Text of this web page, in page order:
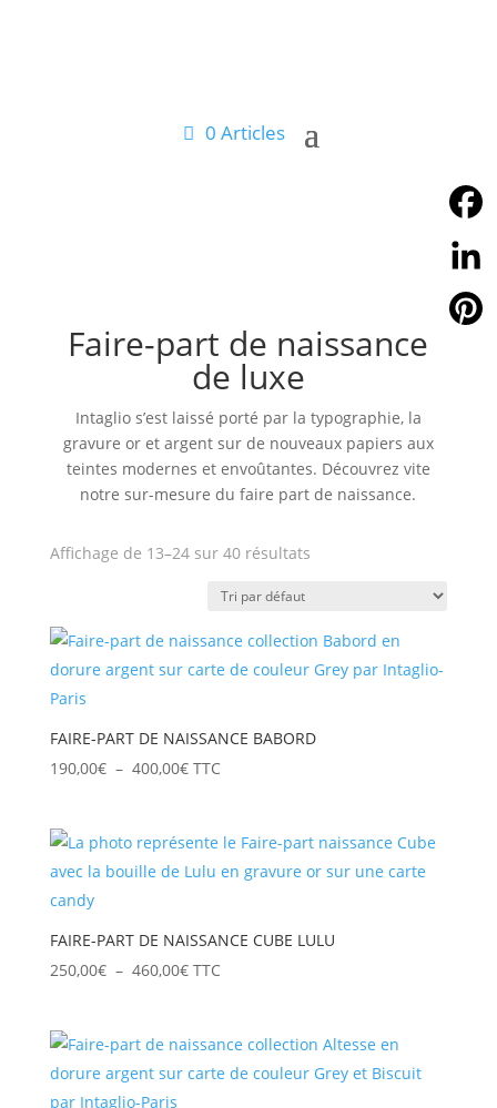
0 Articles
Faire-part de naissance
de luxe
Intaglio s’est laissé porté par la typographie, la
gravure or et argent sur de nouveaux papiers aux
teintes modernes et envoûtantes. Découvrez vite
notre sur-mesure du faire part de naissance.
Affichage de 13–24 sur 40 résultats
FAIRE-PART DE NAISSANCE BABORD
190,00€ – 400,00€Plage
190,00€
à
TTC
FAIRE-PART DE NAISSANCE CUBE LULU
250,00€ – 460,00€Plage
250,00€
à
TTC